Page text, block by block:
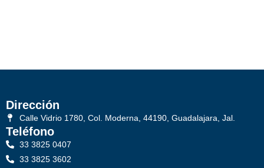
Dirección
Calle Vidrio 1780, Col. Moderna, 44190, Guadalajara, Jal.
Teléfono
33 3825 0407
33 3825 3602